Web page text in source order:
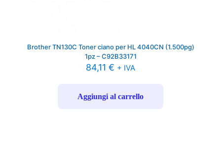
Brother TN130C Toner ciano per HL 4040CN (1.500pg)
1pz – C92B33171
84,11 € + IVA
Aggiungi al carrello